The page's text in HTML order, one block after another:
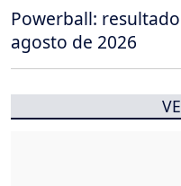
Powerball:
agosto de 2026